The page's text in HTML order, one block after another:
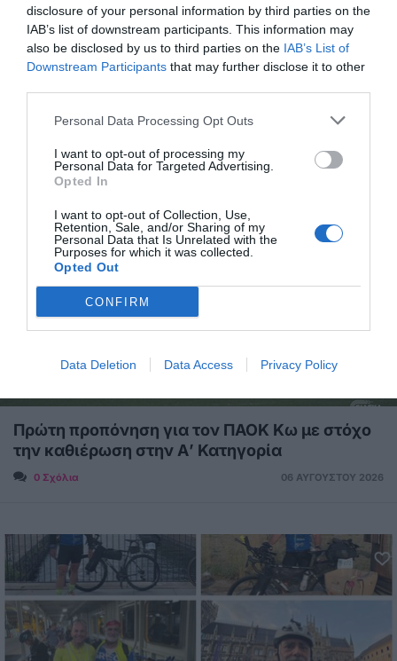
disclosure of your personal information by third parties on the
IAB’s list of downstream participants. This information may
also be disclosed by us to third parties on the IAB’s List of
Downstream Participants that may further disclose it to other
Personal Data Processing Opt Outs
I want to opt-out of processing my
Personal Data for Targeted Advertising.
Opted In
I want to opt-out of Collection, Use,
Retention, Sale, and/or Sharing of my
Personal Data that Is Unrelated with the
Purposes for which it was collected.
Opted Out
CONFIRM
Data Deletion Data Access Privacy Policy
Με τον Κώο Χαράλαμπο Χριστοδούλου στο
06 ΑΥΓΟΎΣΤΟΥ 2026
0 Σχόλια
Πρώτη προπόνηση για τον ΠΑΟΚ Κω με στόχο
την καθιέρωση στην Α’ Κατηγορία
06 ΑΥΓΟΎΣΤΟΥ 2026
0 Σχόλια